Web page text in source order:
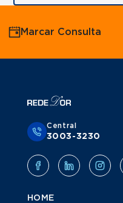
Marcar Consulta
Central
3003-3230
HOME